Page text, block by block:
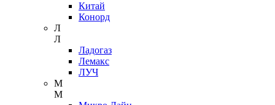
Китай
Конорд
Л
Л
Ладогаз
Лемакс
ЛУЧ
М
М